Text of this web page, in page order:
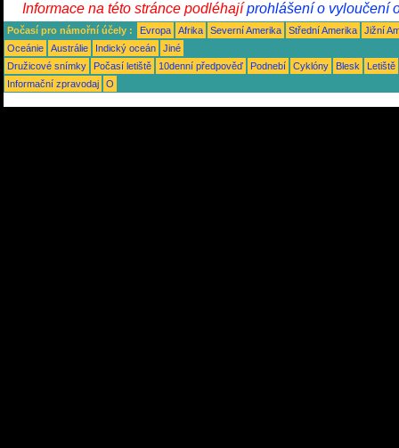
Informace na této stránce podléhajíprohlášení o vyloučení
Počasí pro námořní účely : Evropa Afrika Severní Amerika Střední Amerika
Jižní
Oceánie
Austrálie Indický oceán
Jiné
Družicové snímky
Počasí letiště 10denní předpověď Podnebí Cyklóny Blesk
Letiště
Informační zpravodaj
O